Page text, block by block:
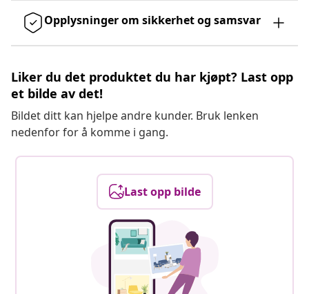
Opplysninger om sikkerhet og samsvar
Liker du det produktet du har kjøpt? Last opp
et bilde av det!
Bildet ditt kan hjelpe andre kunder. Bruk lenken
nedenfor for å komme i gang.
Last opp bilde